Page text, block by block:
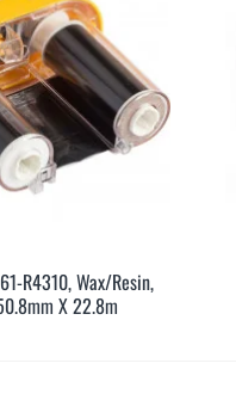
PT-
Xếp Cuộc Sống
Phương Pháp
Người Nhật
855
Xem Nhanh
R4310, Wax/Resin,
X 22.8m